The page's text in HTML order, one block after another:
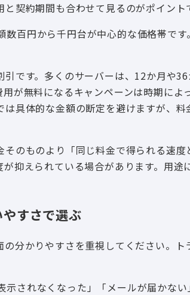
契約期間も合わせて見るのがポイント
百円から千円台が中心的な価格帯で
です。多くのサーバーは、12か月や
が無料になるキャンペーンは時期に
具体的な金額の断定を避けますが、
のものより「同じ料金で得られる速
抑えられている場合があります。用
すさで選ぶ
分かりやすさを重視してください。
されなくなった」「メールが届かな